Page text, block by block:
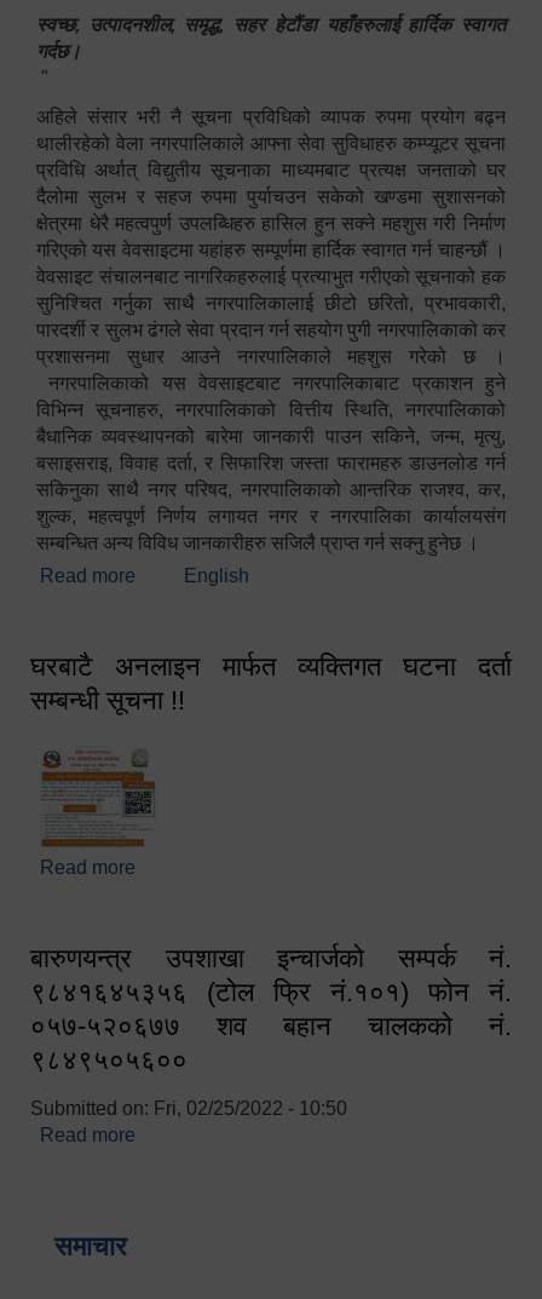
स्वच्छ, उत्पादनशील, समृद्ध, सहर हेटौंडा यहाँहरुलाई हार्दिक स्वागत
गर्दछ।
"
अहिले संसार भरी नै सूचना प्रविधिको व्यापक रुपमा प्रयोग बढ्न
थालीरहेको वेला नगरपालिकाले आफ्ना सेवा सुविधाहरु कम्प्यूटर सूचना
प्रविधि अर्थात् विद्युतीय सूचनाका माध्यमबाट प्रत्यक्ष जनताको घर
दैलोमा सुलभ र सहज रुपमा पुर्याचउन सकेको खण्डमा सुशासनको
क्षेत्रमा धेरै महत्वपुर्ण उपलब्धिहरु हासिल हुन सक्ने महशुस गरी निर्माण
गरिएको यस वेवसाइटमा यहांहरु सम्पूर्णमा हार्दिक स्वागत गर्न चाहन्छौं ।
वेवसाइट संचालनबाट नागरिकहरुलाई प्रत्याभुत गरीएको सूचनाको हक
सुनिश्चित गर्नुका साथै नगरपालिकालाई छीटो छरितो, प्रभावकारी,
पारदर्शी र सुलभ ढंगले सेवा प्रदान गर्न सहयोग पुगी नगरपालिकाको कर
प्रशासनमा सुधार आउने नगरपालिकाले महशुस गरेको छ ।
नगरपालिकाको यस वेवसाइटबाट नगरपालिकाबाट प्रकाशन हुने
विभिन्न सूचनाहरु, नगरपालिकाको वित्तीय स्थिति, नगरपालिकाको
बैधानिक व्यवस्थापनको बारेमा जानकारी पाउन सकिने, जन्म, मृत्यु,
बसाइसराइ, विवाह दर्ता, र सिफारिश जस्ता फारामहरु डाउनलोड गर्न
सकिनुका साथै नगर परिषद, नगरपालिकाको आन्तरिक राजश्व, कर,
शुल्क, महत्वपूर्ण निर्णय लगायत नगर र नगरपालिका कार्यालयसंग
सम्बन्धित अन्य विविध जानकारीहरु सजिलै प्राप्त गर्न सक्नु हुनेछ ।
Read more about स्वागतम!!!
English
घरबाटै अनलाइन मार्फत व्यक्तिगत घटना दर्ता
सम्बन्धी सूचना !!
Read more
बारुणयन्त्र उपशाखा इन्चार्जको सम्पर्क नं.
९८४१६४५३५६ (टोल फ्रि नं.१०१) फोन नं.
०५७-५२०६७७ शव बहान चालकको नं.
९८४९५०५६००
Submitted on: Fri, 02/25/2022 - 10:50
Read more
समाचार